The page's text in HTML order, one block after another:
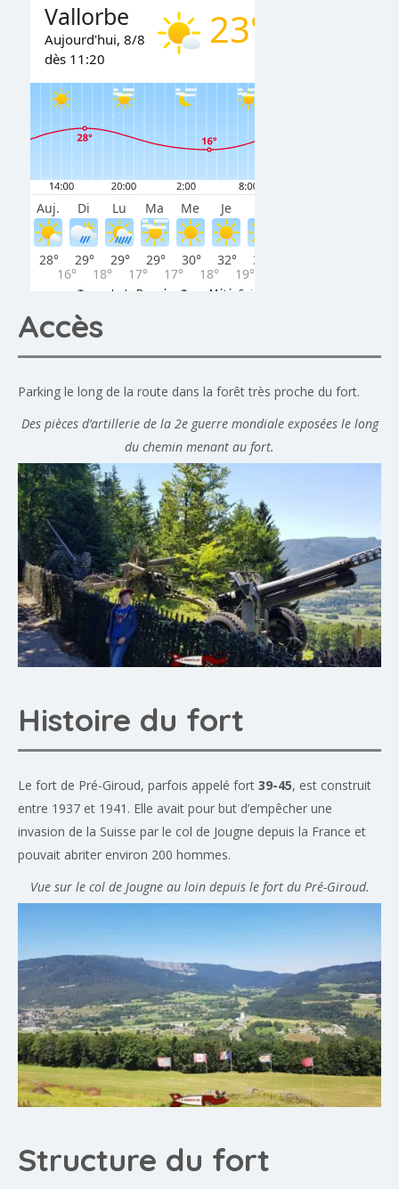
Accès
Parking le long de la route dans la forêt très proche du fort.
Des pièces d’artillerie de la 2e guerre mondiale exposées le long
du chemin menant au fort.
Histoire du fort
Le fort de Pré-Giroud, parfois appelé fort 39-45, est construit
entre 1937 et 1941. Elle avait pour but d’empêcher une
invasion de la Suisse par le col de Jougne depuis la France et
pouvait abriter environ 200 hommes.
Vue sur le col de Jougne au loin depuis le fort du Pré-Giroud.
Structure du fort